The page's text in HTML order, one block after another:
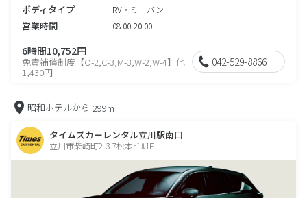
ボディタイプ RV・ミニバン
営業時間 08:00-20:00
6時間10,752円
免責補償制度【O-2,C-3,M-3,W-2,W-4】他
1,430円
042-529-8866
昭和ホテルから 299m
タイムズカーレンタル立川駅南口
立川市柴崎町2-3-7松本ﾋﾞﾙ1F